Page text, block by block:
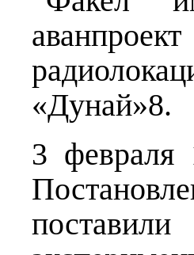
«Дунай»8.
3